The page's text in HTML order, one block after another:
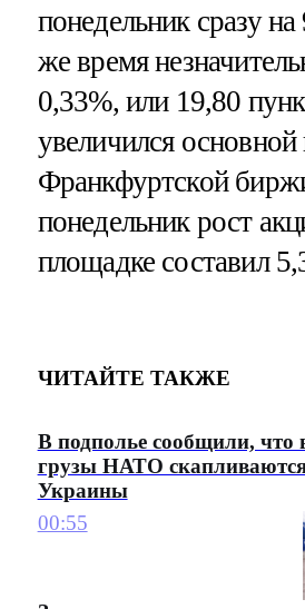
понедельник сразу
же время
0,33%, или 19,80
увеличился основной
Франкфуртской
понедельник рост
площадке составил
ЧИТАЙТЕ ТАКЖЕ
В подполье сообщили, что
грузы НАТО
Украины
00:55